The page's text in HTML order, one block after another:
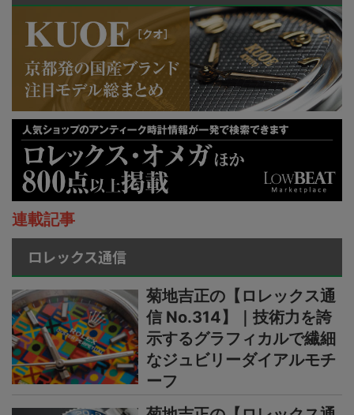
連載記事
ロレックス通信
菊地吉正の【ロレックス通
信 No.314】｜技術力を誇
示するグラフィカルで繊細
なジュビリーダイアルモチ
ーフ